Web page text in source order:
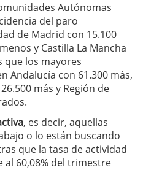
Autónomas
del paro
de Madrid con 15.100
y Castilla La Mancha
que los mayores
Andalucía con 61.300 más,
más y Región de
, es decir, aquellas
o lo están buscando
que la tasa de actividad
al 60,08% del trimestre